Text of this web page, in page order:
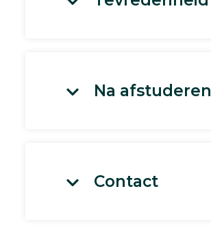
Na afstuderen
Contact